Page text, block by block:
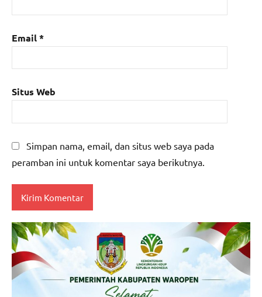
Email*
Situs Web
Simpan nama, email, dan situs web saya pada
peramban ini untuk komentar saya berikutnya.